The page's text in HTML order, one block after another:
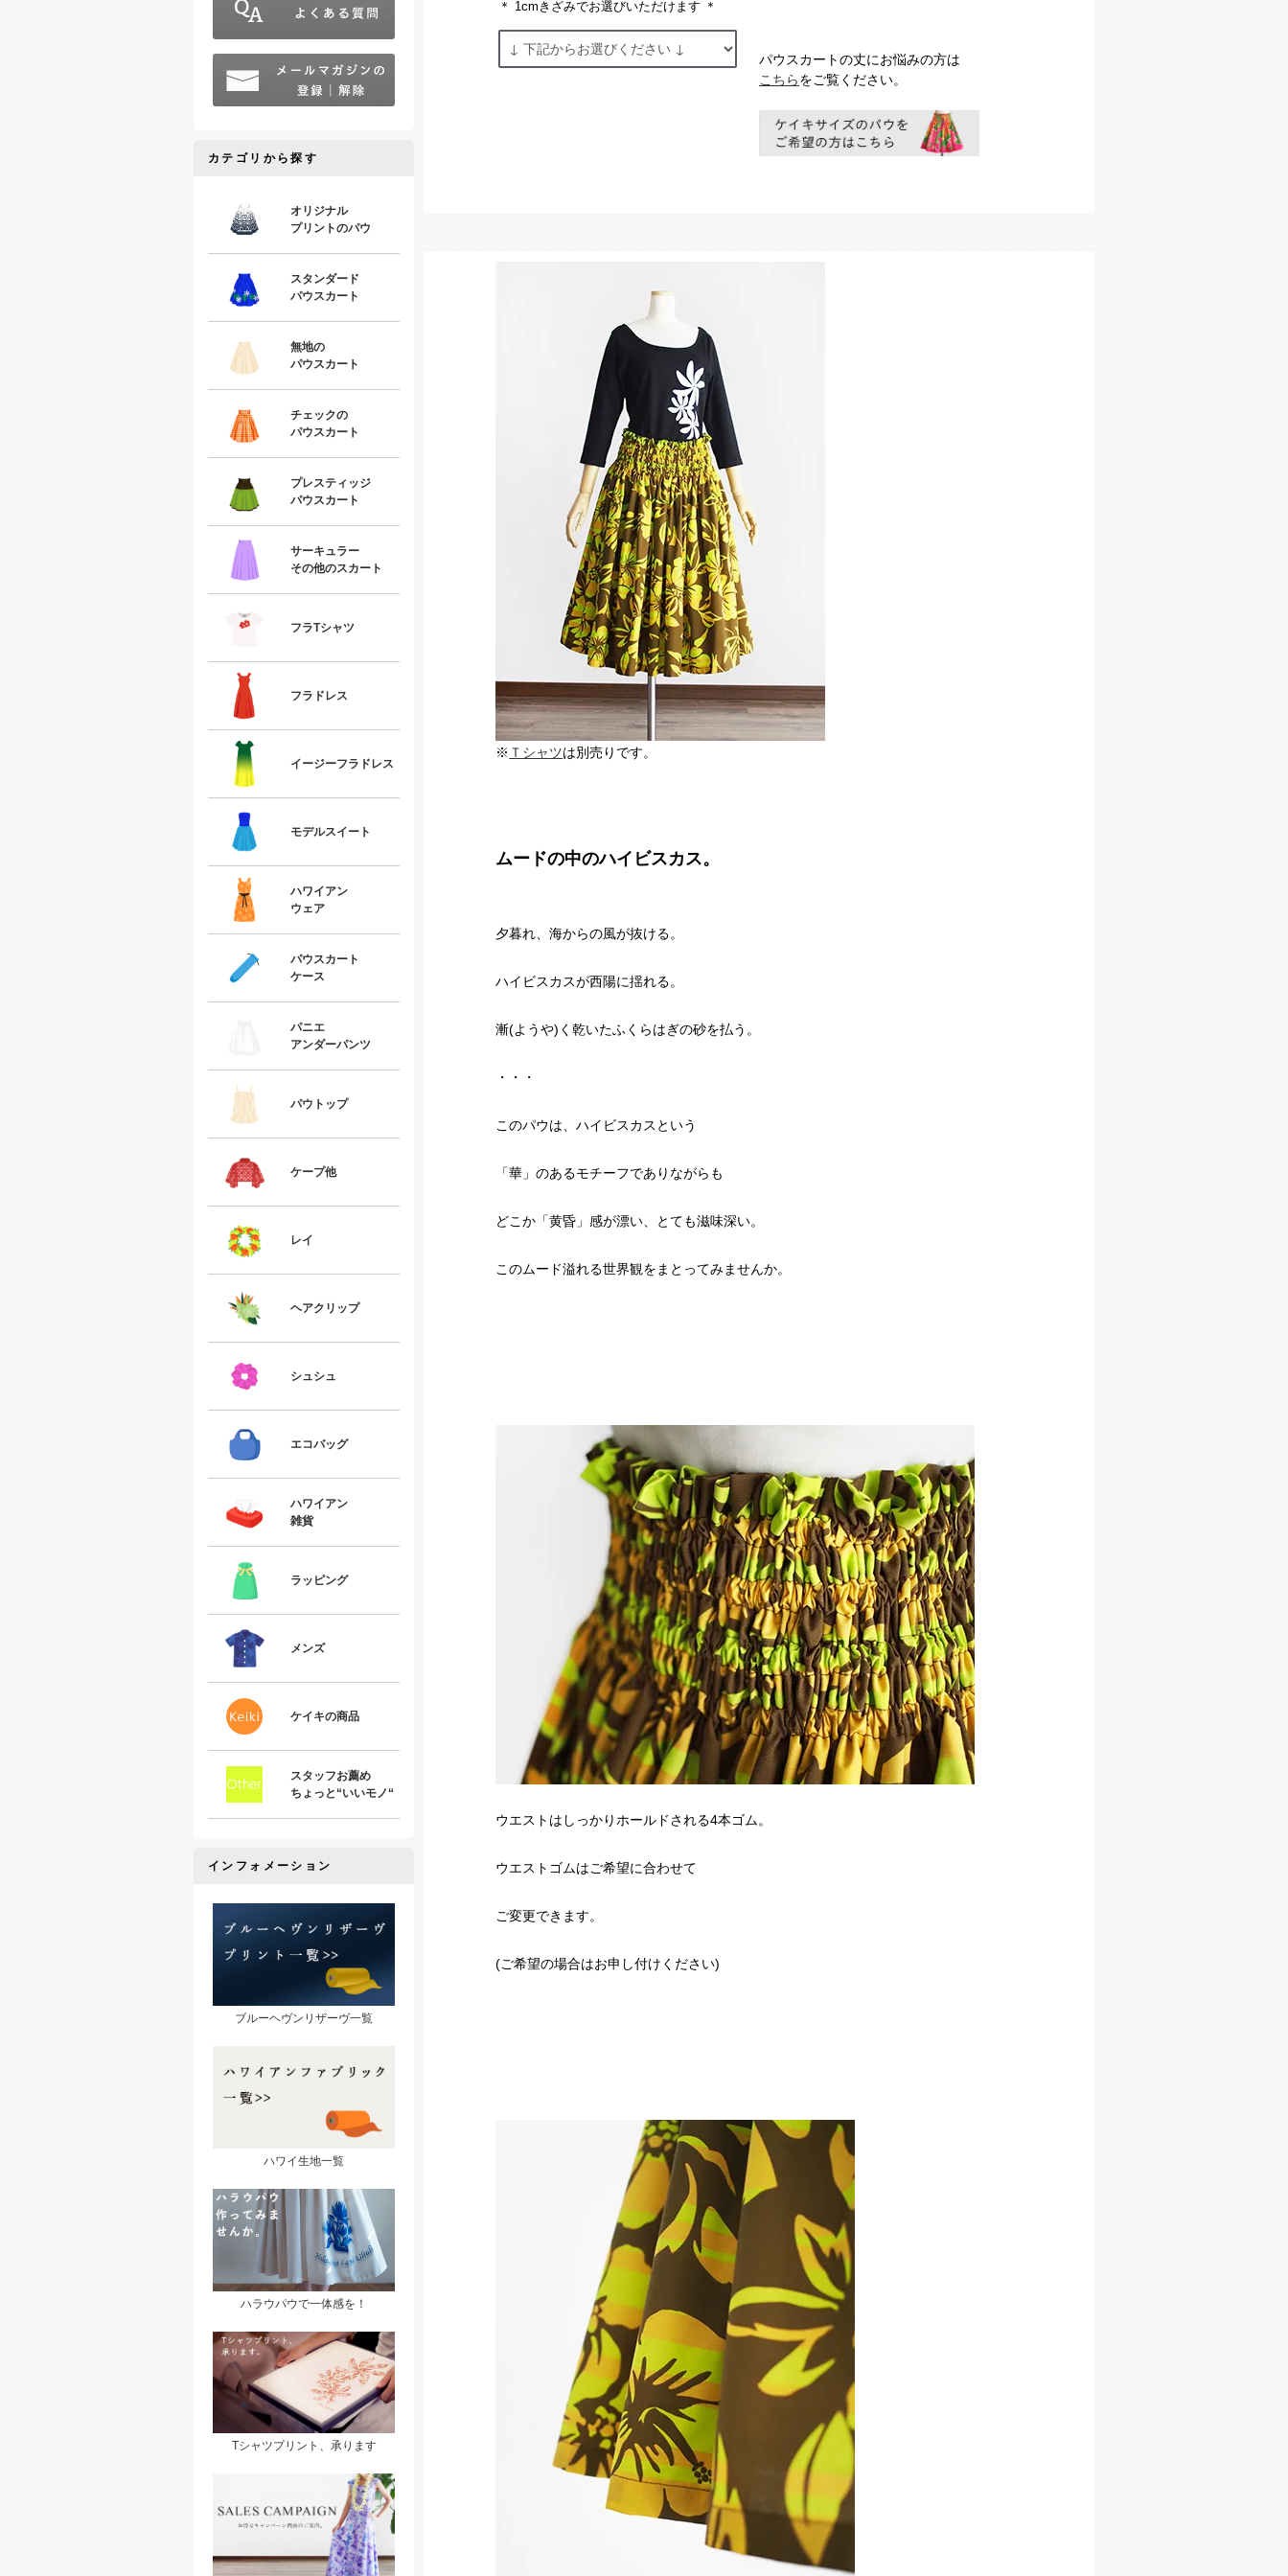
＊ 1cmきざみでお選びいただけます ＊
パウスカートの丈にお悩みの方は
こちらをご覧ください。
※ Ｔシャツは別売りです。
ムードの中のハイビスカス。
夕暮れ、海からの風が抜ける。
ハイビスカスが西陽に揺れる。
漸(ようや)く乾いたふくらはぎの砂を払う。
・・・
このパウは、ハイビスカスという
「華」のあるモチーフでありながらも
どこか「黄昏」感が漂い、とても滋味深い。
このムード溢れる世界観をまとってみませんか。
ウエストはしっかりホールドされる4本ゴム。
ウエストゴムはご希望に合わせて
ご変更できます。
(ご希望の場合はお申し付けください)
カテゴリから探す
オリジナル
プリントのパウ
スタンダード
パウスカート
無地の
パウスカート
チェックの
パウスカート
プレスティッジ
パウスカート
サーキュラー
その他のスカート
フラTシャツ
フラドレス
イージーフラドレス
モデルスイート
ハワイアン
ウェア
パウスカート
ケース
パニエ
アンダーパンツ
パウトップ
ケープ他
レイ
ヘアクリップ
シュシュ
エコバッグ
ハワイアン
雑貨
ラッピング
メンズ
ケイキの商品
スタッフお薦め
ちょっと“いいモノ“
インフォメーション
ブルーヘヴンリザーヴ一覧
ハワイ生地一覧
ハラウパウで一体感を！
Tシャツプリント、承ります